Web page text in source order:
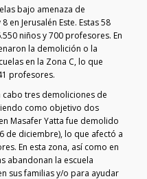
bajo amenaza de
en Jerusalén Este. Estas 58
niños y 700 profesores. En
la demolición o la
en la Zona C, lo que
profesores.
tres demoliciones de
como objetivo dos
Masafer Yatta fue demolido
de diciembre), lo que afectó a
En esta zona, así como en
abandonan la escuela
sus familias y/o para ayudar